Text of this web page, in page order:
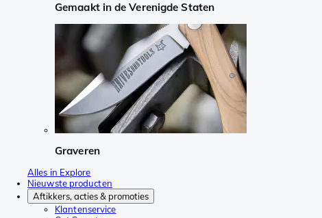
Gemaakt in de Verenigde Staten
Graveren
Alles in Explore
Nieuwste producten
Aftikkers, acties & promoties
Klantenservice